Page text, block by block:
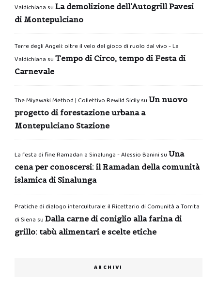
Valdichiana su La demolizione dell’Autogrill Pavesi
di Montepulciano
Terre degli Angeli: oltre il velo del gioco di ruolo dal vivo - La
Valdichiana su Tempo di Circo, tempo di Festa di
Carnevale
The Miyawaki Method | Collettivo Rewild Sicilysu Un nuovo
progetto di forestazione urbana a
Montepulciano Stazione
La festa di fine Ramadan a Sinalunga - Alessio Banini su Una
cena per conoscersi: il Ramadan della comunità
islamica di Sinalunga
Pratiche di dialogo interculturale: il Ricettario di Comunità a Torrita
di Siena su Dalla carne di coniglio alla farina di
grillo: tabù alimentari e scelte etiche
ARCHIVI